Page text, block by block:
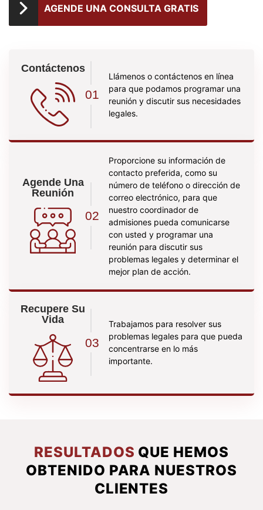
AGENDE UNA CONSULTA GRATIS
Contáctenos
01
Llámenos o contáctenos en línea
para que podamos programar una
reunión y discutir sus necesidades
legales.
Agende Una
Reunión
02
Proporcione su información de
contacto preferida, como su
número de teléfono o dirección de
correo electrónico, para que
nuestro coordinador de
admisiones pueda comunicarse
con usted y programar una
reunión para discutir sus
problemas legales y determinar el
mejor plan de acción.
Recupere Su
Vida
03
Trabajamos para resolver sus
problemas legales para que pueda
concentrarse en lo más
importante.
RESULTADOS QUE HEMOS
OBTENIDO PARA NUESTROS
CLIENTES